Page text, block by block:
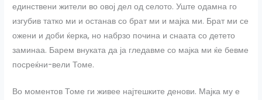
единствени жители во овој дел од селото. Уште одамна го
изгубив татко ми и останав со брат ми и мајка ми. Брат ми се
ожени и доби ќерка, но набрзо почина и снаата со детето
заминаа. Барем внуката да ја гледавме со мајка ми ќе бевме
посреќни-вели Томе.
Во моментов Томе ги живее најтешките денови. Мајка му е